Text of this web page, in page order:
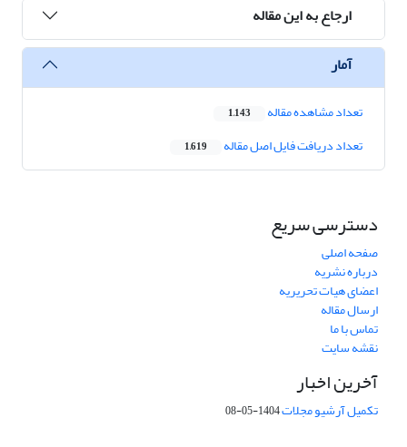
ارجاع به این مقاله
آمار
تعداد مشاهده مقاله 1,143
تعداد دریافت فایل اصل مقاله 1,619
دسترسی سریع
صفحه اصلی
درباره نشریه
اعضای هیات تحریریه
ارسال مقاله
تماس با ما
نقشه سایت
آخرین اخبار
تکمیل آرشیو مجلات1404-05-08